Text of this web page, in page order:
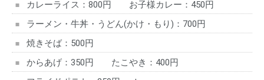
カレーライス：800円 お子様カレー：450円
ラーメン・牛丼・うどん(かけ・もり)：700円
焼きそば：500円
からあげ：350円 たこやき：400円